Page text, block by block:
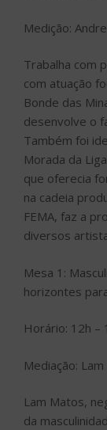
Medição:
Trabalha com
com atuação
Bonde das
desenvolve o
Também foi
Morada da
que oferecia
na cadeia
FEMA, faz a
diversos
Mesa 1:
horizontes
Horário: 12h –
Mediação:
Lam Matos,
da